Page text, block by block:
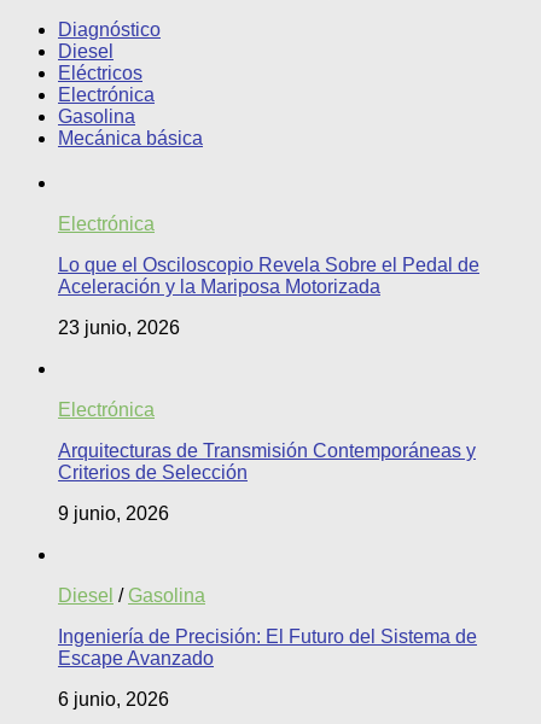
Diagnóstico
Diesel
Eléctricos
Electrónica
Gasolina
Mecánica básica
Electrónica
Lo que el Osciloscopio Revela Sobre el Pedal de
Aceleración y la Mariposa Motorizada
23 junio, 2026
Electrónica
Arquitecturas de Transmisión Contemporáneas y
Criterios de Selección
9 junio, 2026
Diesel / Gasolina
Ingeniería de Precisión: El Futuro del Sistema de
Escape Avanzado
6 junio, 2026